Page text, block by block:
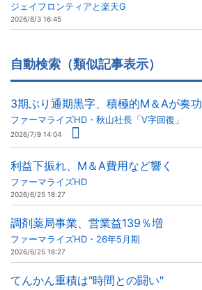
ジェイフロンティアと楽天G
2026/8/3 16:45
自動検索（類似記事表示）
3期ぶり通期黒字、積極的M＆Aが奏功
ファーマライズHD・秋山社長「V字回復」
2026/7/9 14:04
利益下振れ、M＆A費用など響く
ファーマライズHD
2026/6/25 18:27
調剤薬局事業、営業益139％増
ファーマライズHD・26年5月期
2026/6/25 18:27
てんかん重積は"時間との闘い"